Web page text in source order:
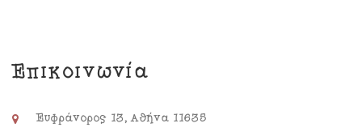
Επικοινωνία
Ευφράνορος 13, Αθήνα 11635